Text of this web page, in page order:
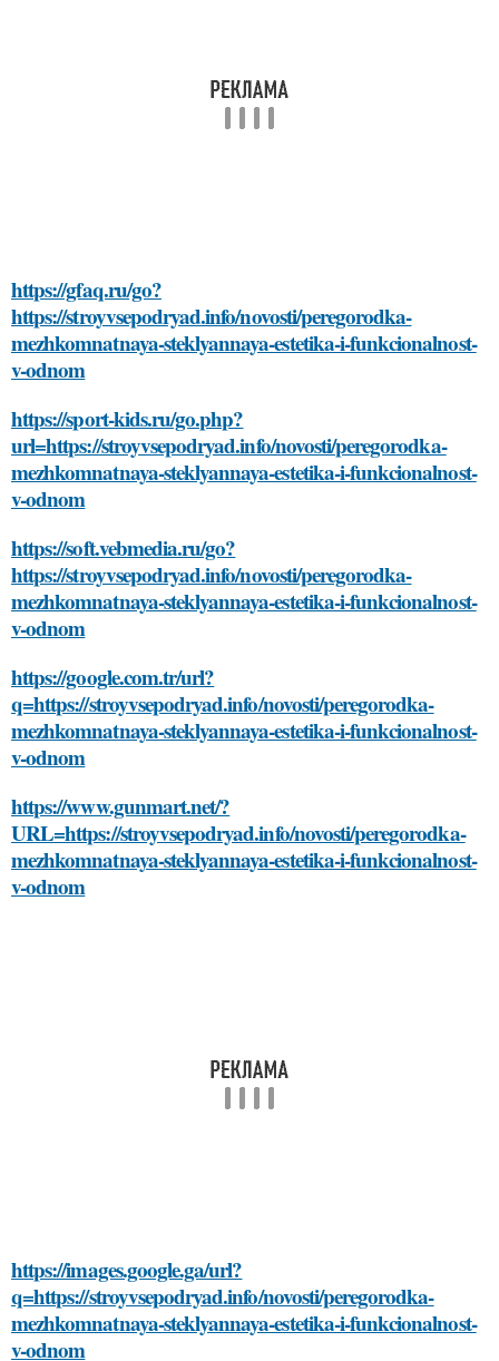
https://gfaq.ru/go?
https://stroyvsepodryad.info/novosti/peregorodka-
mezhkomnatnaya-steklyannaya-estetika-i-funkcionalnost-
v-odnom
https://sport-kids.ru/go.php?
url=https://stroyvsepodryad.info/novosti/peregorodka-
mezhkomnatnaya-steklyannaya-estetika-i-funkcionalnost-
v-odnom
https://soft.vebmedia.ru/go?
https://stroyvsepodryad.info/novosti/peregorodka-
mezhkomnatnaya-steklyannaya-estetika-i-funkcionalnost-
v-odnom
https://google.com.tr/url?
q=https://stroyvsepodryad.info/novosti/peregorodka-
mezhkomnatnaya-steklyannaya-estetika-i-funkcionalnost-
v-odnom
https://www.gunmart.net/?
URL=https://stroyvsepodryad.info/novosti/peregorodka-
mezhkomnatnaya-steklyannaya-estetika-i-funkcionalnost-
v-odnom
https://images.google.ga/url?
q=https://stroyvsepodryad.info/novosti/peregorodka-
mezhkomnatnaya-steklyannaya-estetika-i-funkcionalnost-
v-odnom